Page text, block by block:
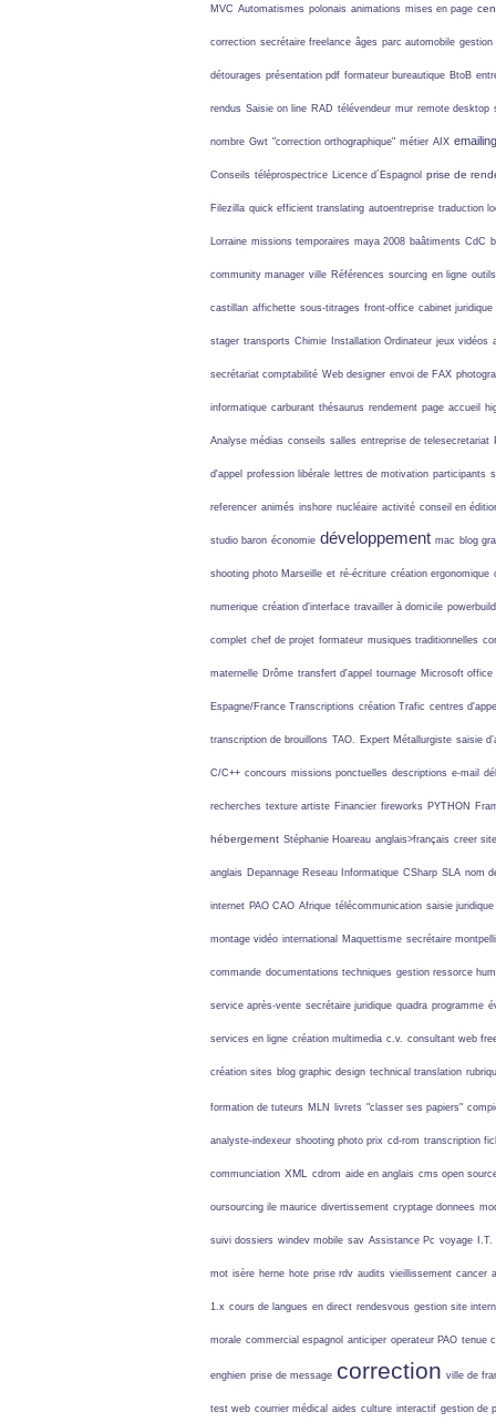
MVC Automatismes polonais animations mises en page
correction secrétaire freelance âges parc automobile gestion
détourages présentation pdf formateur bureautique BtoB
rendus Saisie on line RAD télévendeur mur remote desktop
nombre Gwt "correction orthographique" métier AIX emailing
Conseils téléprospectrice Licence d´Espagnol prise de
Filezilla quick efficient translating autoentreprise traduction
Lorraine missions temporaires maya 2008 baâtiments CdC
community manager ville Références sourcing en ligne
castillan affichette sous-titrages front-office cabinet juridique
stager transports Chimie Installation Ordinateur jeux vidéos
secrétariat comptabilité Web designer envoi de FAX
informatique carburant thésaurus rendement page accueil
Analyse médias conseils salles entreprise de telesecretariat
d'appel profession libérale lettres de motivation participants
referencer animés inshore nucléaire activité conseil en
studio baron économie développement mac blog
shooting photo Marseille et ré-écriture création ergonomique
numerique création d'interface travailler à domicile
complet chef de projet formateur musiques traditionnelles
maternelle Drôme transfert d'appel tournage Microsoft office
Espagne/France Transcriptions création Trafic centres
transcription de brouillons TAO. Expert Métallurgiste saisie
C/C++ concours missions ponctuelles descriptions e-mail
recherches texture artiste Financier fireworks PYTHON
hébergement Stéphanie Hoareau anglais>français creer
anglais Depannage Reseau Informatique CSharp SLA nom
internet PAO CAO Afrique télécommunication saisie juridique
montage vidéo international Maquettisme secrétaire
commande documentations techniques gestion ressorce
service après-vente secrétaire juridique quadra programme
services en ligne création multimedia c.v. consultant web
création sites blog graphic design technical translation
formation de tuteurs MLN livrets "classer ses papiers"
analyste-indexeur shooting photo prix cd-rom transcription
communciation XML cdrom aide en anglais cms open
oursourcing ile maurice divertissement cryptage donnees
suivi dossiers windev mobile sav Assistance Pc voyage I.T.
mot isère herne hote prise rdv audits vieillissement cancer
1.x cours de langues en direct rendesvous gestion site
morale commercial espagnol anticiper operateur PAO tenue
enghien prise de message correction ville de
test web courrier médical aides culture interactif gestion de